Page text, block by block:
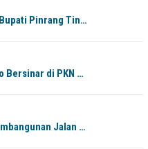
Pinrang Tin…
Bersinar di PKN …
Jalan …